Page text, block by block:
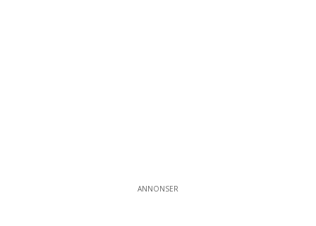
ANNONSER